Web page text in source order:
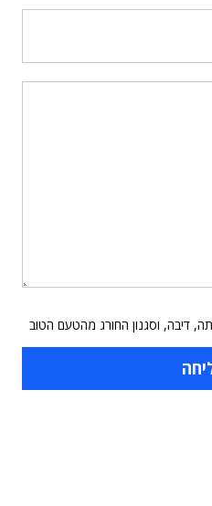
דיבה, וסגנון החורג מהטעם הטוב